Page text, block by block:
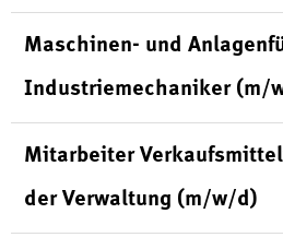
Maschinen- und
Industriemechaniker (m/
Mitarbeiter
der Verwaltung (m/w/d)